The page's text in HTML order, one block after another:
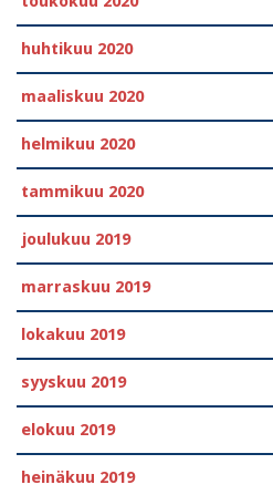
huhtikuu 2020
maaliskuu 2020
helmikuu 2020
tammikuu 2020
joulukuu 2019
marraskuu 2019
lokakuu 2019
syyskuu 2019
elokuu 2019
heinäkuu 2019